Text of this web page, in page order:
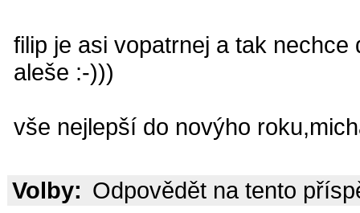
filip je asi vopatrnej a tak
aleše :-)))
vše nejlepší do novýho
Volby: Odpovědět na tento